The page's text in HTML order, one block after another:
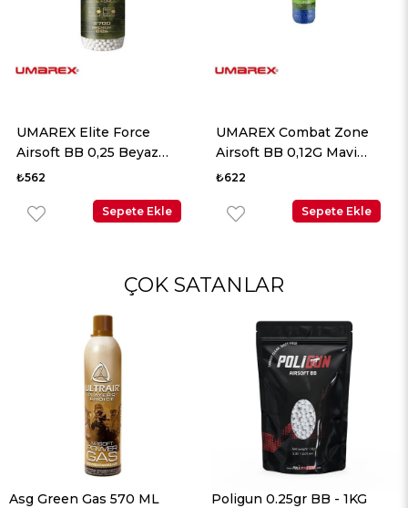
UMAREX Elite Force
Airsoft BB 0,25 Beyaz
2700 Adet
₺562
Sepete Ekle
UMAREX Combat Zone
Airsoft BB 0,12G Mavi
5000 Adet
₺622
Sepete Ekle
ÇOK SATANLAR
Asg Green Gas 570 ML Poligun 0.25gr BB - 1KG